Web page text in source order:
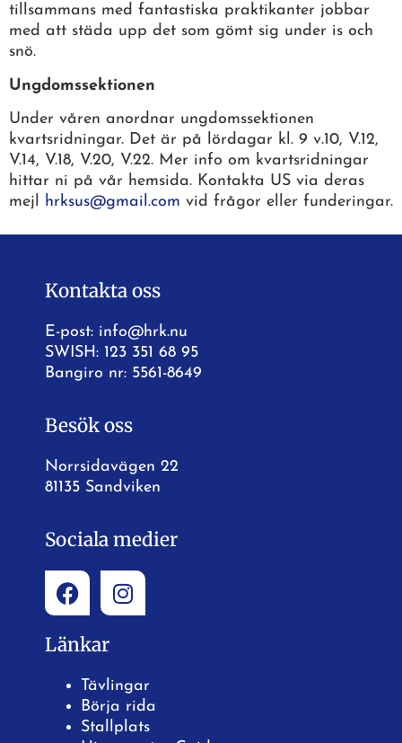
tillsammans med fantastiska praktikanter jobbar
med att städa upp det som gömt sig under is och
snö.
Ungdomssektionen
Under våren anordnar ungdomssektionen
kvartsridningar. Det är på lördagar kl. 9 v.10, V.12,
V.14, V.18, V.20, V.22. Mer info om kvartsridningar
hittar ni på vår hemsida. Kontakta US via deras
mejl hrksus@gmail.com vid frågor eller funderingar.
Kontakta oss
E-post: info@hrk.nu
SWISH: 123 351 68 95
Bangiro nr: 5561-8649
Besök oss
Norrsidavägen 22
81135 Sandviken
Sociala medier
Länkar
Tävlingar
Börja rida
Stallplats